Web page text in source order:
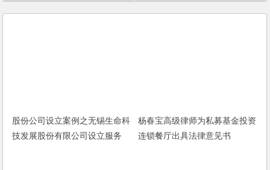
股份公司设立案例之无锡生命科
技发展股份有限公司设立服务
杨春宝高级律师为私募基金投资
连锁餐厅出具法律意见书